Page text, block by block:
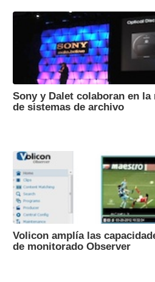
Sony y Dalet colaboran en la
de sistemas de archivo
Volicon amplía las
de monitorado Observer